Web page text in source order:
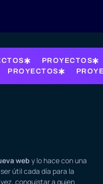
PROYECTOS
PROYECTOS
web y lo hace con una
útil cada día para la
conquistar a quien